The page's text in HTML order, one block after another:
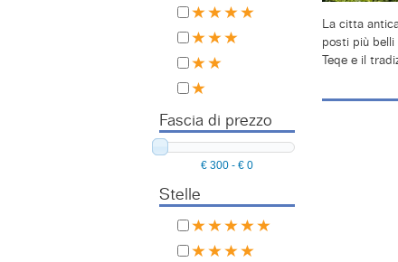
Fascia di prezzo
€ 300 -€ 0
Stelle
La citta
posti più belli
Teqe e il